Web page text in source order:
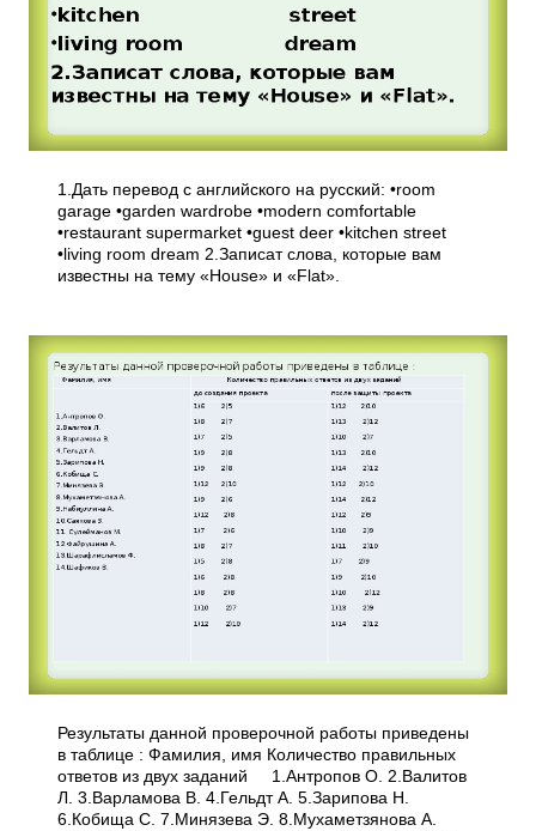
1.Дать перевод с английского на русский: •room
garage •garden wardrobe •modern comfortable
•restaurant supermarket •guest deer •kitchen street
•living room dream 2.Записат слова, которые вам
известны на тему «House» и «Flat».
Результаты данной проверочной работы приведены
в таблице : Фамилия, имя Количество правильных
ответов из двух заданий 1.Антропов О. 2.Валитов
Л. 3.Варламова В. 4.Гельдт А. 5.Зарипова Н.
6.Кобища С. 7.Минязева Э. 8.Мухаметзянова А.